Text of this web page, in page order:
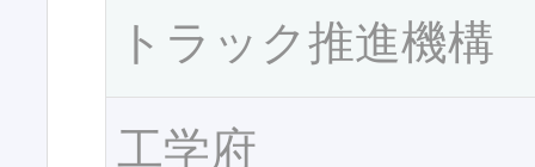
トラック推進機構
工学府